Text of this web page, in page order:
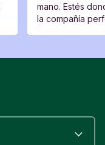
mano. Estés
la compañía